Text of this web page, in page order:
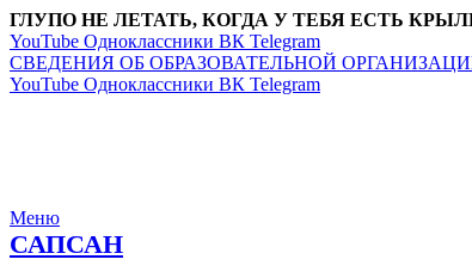
ГЛУПО НЕ ЛЕТАТЬ, КОГДА У ТЕБЯ ЕСТЬ
YouTube Одноклассники ВК Telegram
СВЕДЕНИЯ ОБ ОБРАЗОВАТЕЛЬНОЙ
YouTube Одноклассники ВК Telegram
Меню
САПСАН